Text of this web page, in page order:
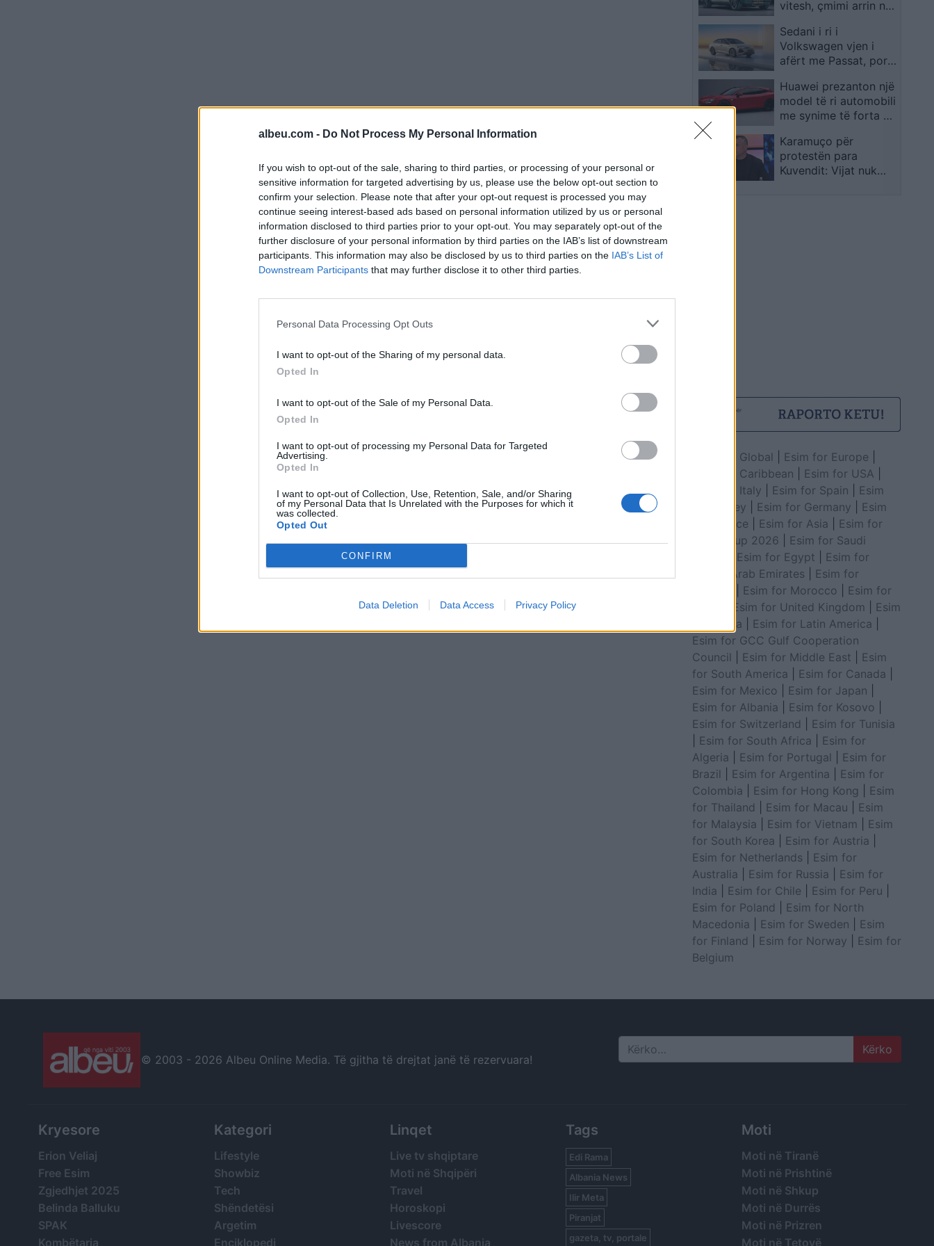
albeu.com - Do Not Process My Personal Information
If you wish to opt-out of the sale, sharing to third parties, or processing of your personal or
sensitive information for targeted advertising by us, please use the below opt-out section to
confirm your selection. Please note that after your opt-out request is processed you may
continue seeing interest-based ads based on personal information utilized by us or personal
information disclosed to third parties prior to your opt-out. You may separately opt-out of the
further disclosure of your personal information by third parties on the IAB’s list of downstream
participants. This information may also be disclosed by us to third parties on the IAB’s List of
Downstream Participants that may further disclose it to other third parties.
Personal Data Processing Opt Outs
I want to opt-out of the Sharing of my personal data.
Opted In
I want to opt-out of the Sale of my Personal Data.
Opted In
I want to opt-out of processing my Personal Data for Targeted
Advertising.
Opted In
I want to opt-out of Collection, Use, Retention, Sale, and/or Sharing
of my Personal Data that Is Unrelated with the Purposes for which it
was collected.
Opted Out
CONFIRM
Data Deletion Data Access Privacy Policy
vitesh, çmimi arrin në
Sedani i ri i
Volkswagen vjen i
afërt me Passat, por
Huawei prezanton një
model të ri automobili
me synime të forta në
Karamuço për
protestën para
Kuvendit: Vijat nuk
Esim for Global Esim for Europe
Esim for Caribbean
Esim for USA
Esim for Italy
Esim for Spain
Esim
for Turkey
Esim for Germany
Esim
for Greece
Esim for Asia
Esim for
World Cup 2026
Esim for Saudi
Esim for Egypt
Esim for
United Arab Emirates
Esim for
Esim for Morocco
Esim for
Esim for United Kingdom
Esim
for Africa
Esim for Latin America
Esim for GCC Gulf Cooperation
Council
Esim for Middle East
Esim
for South America
Esim for Canada
Esim for Mexico
Esim for Japan
Esim for Albania
Esim for Kosovo
Esim for Switzerland
Esim for Tunisia
Esim for South Africa
Esim for
Algeria
Esim for Portugal
Esim for
Brazil
Esim for Argentina
Esim for
Colombia
Esim for Hong Kong
Esim
for Thailand
Esim for Macau
Esim
for Malaysia
Esim for Vietnam
Esim
for South Korea
Esim for Austria
Esim for Netherlands
Esim for
Australia
Esim for Russia
Esim for
India
Esim for Chile Esim for Peru
Esim for Poland
Esim for North
Macedonia
Esim for Sweden
Esim
for Finland
Esim for Norway
Esim for
Belgium
© 2003 - 2026 Albeu Online Media. Të gjitha të drejtat janë të rezervuara! Search
Kryesore
Erion Veliaj
Free Esim
Zgjedhjet 2025
Belinda Balluku
SPAK
Kombëtarja
Kategori
Lifestyle
Showbiz
Tech
Shëndetësi
Argetim
Enciklopedi
Linqet
Live tv shqiptare
Moti në Shqipëri
Travel
Horoskopi
Livescore
News from Albania
Tags
Edi Rama
Albania News
Ilir Meta
Piranjat
gazeta, tv, portale
Moti
Moti në Tiranë
Moti në Prishtinë
Moti në Shkup
Moti në Durrës
Moti në Prizren
Moti në Tetovë